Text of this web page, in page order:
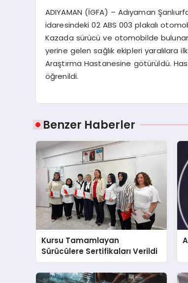
ADIYAMAN (İGFA) – Adıyaman
idaresindeki 02 ABS 003 plakalı
Kazada sürücü ve otomobilde
yerine gelen sağlık ekipleri yaralılara
Araştırma Hastanesine götürüldü.
öğrenildi.
Benzer Haberler
Kursu Tamamlayan
Sürücülere Sertifikaları Verildi